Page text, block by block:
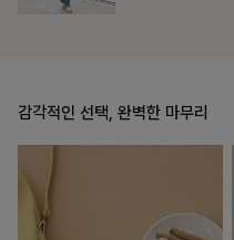
감각적인 선택, 완벽한 마무리